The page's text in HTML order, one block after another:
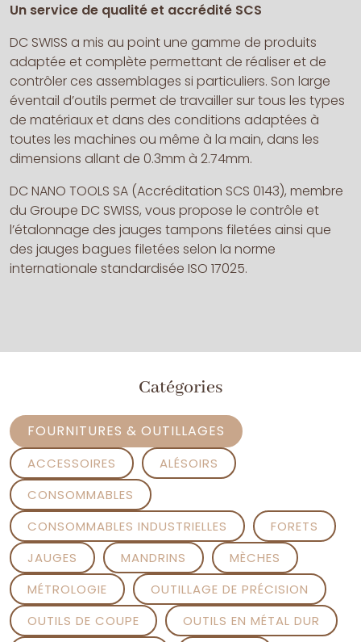
Un service de qualité et accrédité SCS
DC SWISS a mis au point une gamme de produits
adaptée et complète permettant de réaliser et de
contrôler ces assemblages si particuliers. Son large
éventail d’outils permet de travailler sur tous les types
de matériaux et dans des conditions adaptées à
toutes les machines ou même à la main, dans les
dimensions allant de 0.3mm à 2.74mm.
DC NANO TOOLS SA (Accréditation SCS 0143), membre
du Groupe DC SWISS, vous propose le contrôle et
l’étalonnage des jauges tampons filetées ainsi que
des jauges bagues filetées selon la norme
internationale standardisée ISO 17025.
Catégories
FOURNITURES & OUTILLAGES
ACCESSOIRES
ALÉSOIRS
CONSOMMABLES
CONSOMMABLES INDUSTRIELLES
FORETS
JAUGES
MANDRINS
MÈCHES
MÉTROLOGIE
OUTILLAGE DE PRÉCISION
OUTILS DE COUPE
OUTILS EN MÉTAL DUR